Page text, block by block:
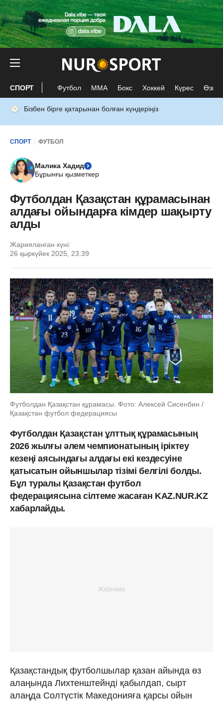
СПОРТ Футбол ММА Бокс Хоккей Күрес Өзге
Бізбен бірге қатарынан болған күндеріңіз
СПОРТ ФУТБОЛ
Малика Хадид
Бұрынғы қызметкер
Футболдан Қазақстан құрамасынан
алдағы ойындарға кімдер шақырту
алды
Жарияланған күні:
26 қыркүйек 2025, 23:39
Футболдан Қазақстан құрамасы. Фото: Алексей Сисенбин /
Қазақстан футбол федерациясы
Футболдан Қазақстан ұлттық құрамасының
2026 жылғы әлем чемпионатының іріктеу
кезеңі аясындағы алдағы екі кездесуіне
қатысатын ойыншылар тізімі белгілі болды.
Бұл туралы Қазақстан футбол
федерациясына сілтеме жасаған KAZ.NUR.KZ
хабарлайды.
Қазақстандық футболшылар қазан айында өз
алаңында Лихтенштейнді қабылдап, сырт
алаңда Солтүстік Македонияға қарсы ойын